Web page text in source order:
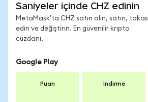
Saniyeler içinde CHZ edinin
MetaMask'ta CHZ satın alın, satın, takas
edin ve değiştirin. En güvenilir kripto
cüzdanı.
Google Play
Puan İndirme